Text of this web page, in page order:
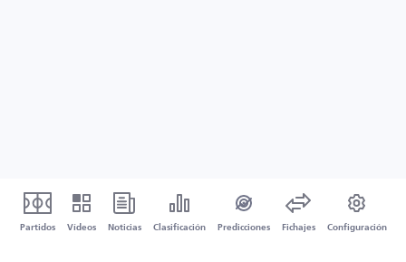
Partidos Vídeos Noticias Clasificación Predicciones Fichajes Configuración